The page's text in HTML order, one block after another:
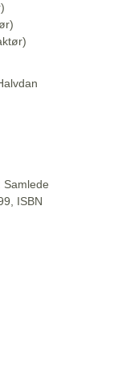
Samlede
ISBN